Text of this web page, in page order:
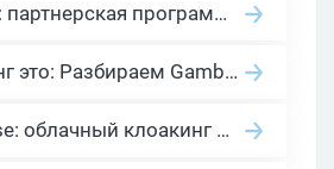
Partners 1win: партнерская программа казино в нише гемблинг арбитраж
2026 Гемблинг это: Разбираем Gambling вертикаль, и все что связано с гемблинг и беттинг офферами
Cloaking House: облачный клоакинг для фильтрации ботов FB и Google Ads — гайд PHP-интеграции 2026